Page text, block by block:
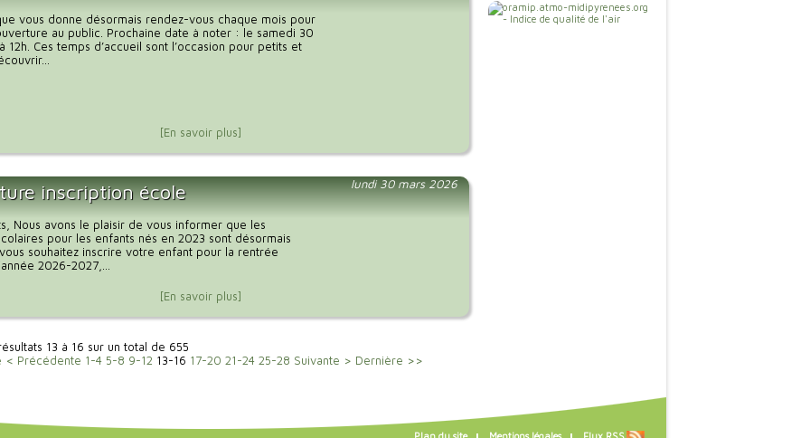
vous donne désormais rendez-vous chaque mois pour
au public. Prochaine date à noter : le samedi 30
12h. Ces temps d’accueil sont l’occasion pour petits et
[En savoir plus]
lundi 30 mars 2026
inscription école
Nous avons le plaisir de vous informer que les
pour les enfants nés en 2023 sont désormais
souhaitez inscrire votre enfant pour la rentrée
2026-2027,...
[En savoir plus]
13 à 16 sur un total de 655
< Précédente 1-4 5-8 9-12 13-16 17-20 21-24 25-28 Suivante > Dernière >>